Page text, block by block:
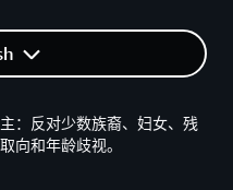
：反对少数族裔、妇女、残
向和年龄歧视。